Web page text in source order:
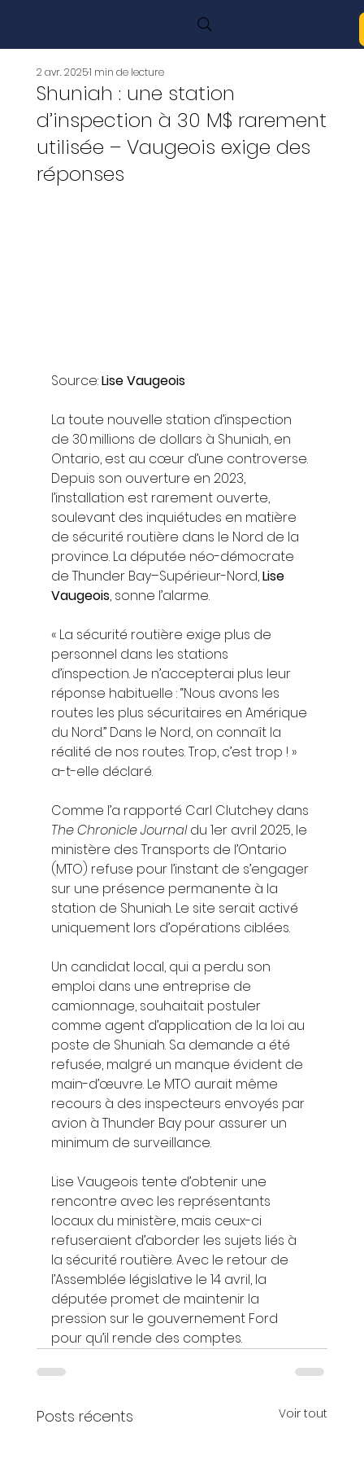
Shuniah : une station
d’inspection à 30 M$ rarement
utilisée – Vaugeois exige des
réponses
2 avr. 20251 min de lecture
Source: Lise Vaugeois
La toute nouvelle station d’inspection
de 30 millions de dollars à Shuniah, en
Ontario, est au cœur d’une controverse.
Depuis son ouverture en 2023,
l’installation est rarement ouverte,
soulevant des inquiétudes en matière
de sécurité routière dans le Nord de la
province. La députée néo-démocrate
de Thunder Bay–Supérieur-Nord, Lise
Vaugeois, sonne l’alarme.
« La sécurité routière exige plus de
personnel dans les stations
d’inspection. Je n’accepterai plus leur
réponse habituelle : “Nous avons les
routes les plus sécuritaires en Amérique
du Nord.” Dans le Nord, on connaît la
réalité de nos routes. Trop, c’est trop ! »
a-t-elle déclaré.
Comme l’a rapporté Carl Clutchey dans
The Chronicle Journal du 1er avril 2025, le
ministère des Transports de l’Ontario
(MTO) refuse pour l’instant de s’engager
sur une présence permanente à la
station de Shuniah. Le site serait activé
uniquement lors d’opérations ciblées.
Un candidat local, qui a perdu son
emploi dans une entreprise de
camionnage, souhaitait postuler
comme agent d’application de la loi au
poste de Shuniah. Sa demande a été
refusée, malgré un manque évident de
main-d’œuvre. Le MTO aurait même
recours à des inspecteurs envoyés par
avion à Thunder Bay pour assurer un
minimum de surveillance.
Lise Vaugeois tente d’obtenir une
rencontre avec les représentants
locaux du ministère, mais ceux-ci
refuseraient d’aborder les sujets liés à
la sécurité routière. Avec le retour de
l’Assemblée législative le 14 avril, la
députée promet de maintenir la
pression sur le gouvernement Ford
pour qu’il rende des comptes.
Posts récents Voir tout